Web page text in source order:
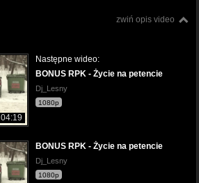
zwiń opis video
04:19
Następne wideo:
BONUS RPK - Życie na petencie
Dj_Lesny
1080p
BONUS RPK - Życie na petencie
Dj_Lesny
1080p